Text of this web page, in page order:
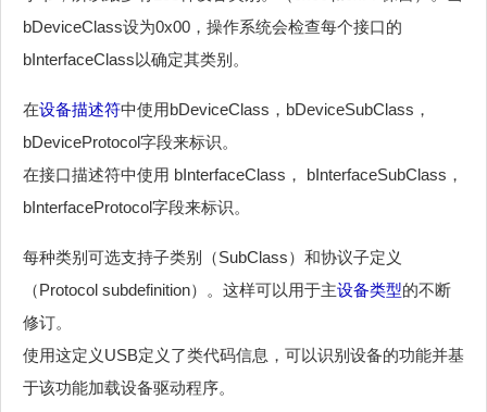
bDeviceClass设为0x00，操作系统会检查每个接口的
bInterfaceClass以确定其类别。
在设备描述符中使用bDeviceClass，bDeviceSubClass，
bDeviceProtocol字段来标识。
在接口描述符中使用 bInterfaceClass， bInterfaceSubClass，
bInterfaceProtocol字段来标识。
每种类别可选支持子类别（SubClass）和协议子定义
（Protocol subdefinition）。这样可以用于主设备类型的不断
修订。
使用这定义USB定义了类代码信息，可以识别设备的功能并基
于该功能加载设备驱动程序。